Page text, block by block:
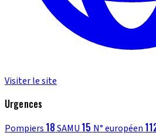
Visiter le site
Urgences
Pompiers 18SAMU 15 N° européen